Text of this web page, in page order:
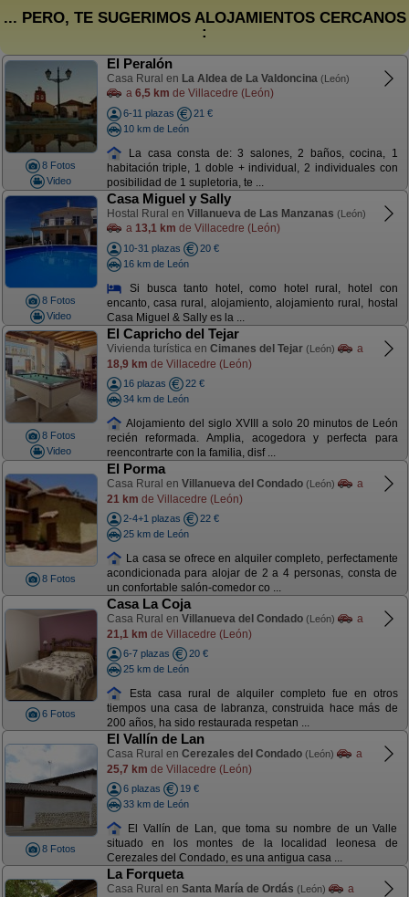
... PERO, TE SUGERIMOS ALOJAMIENTOS CERCANOS
:
8 Fotos
Video
El Peralón
Casa Rural en La Aldea de La Valdoncina (León)
a 6,5 km de Villacedre (León)
6-11 plazas
21 €
10 km de León
La casa consta de: 3 salones, 2 baños, cocina, 1
habitación triple, 1 doble + individual, 2 individuales con
posibilidad de 1 supletoria, te ...
8 Fotos
Video
Casa Miguel y Sally
Hostal Rural en Villanueva de Las Manzanas (León)
a 13,1 km de Villacedre (León)
10-31 plazas
20 €
16 km de León
Si busca tanto hotel, como hotel rural, hotel con
encanto, casa rural, alojamiento, alojamiento rural, hostal
Casa Miguel & Sally es la ...
8 Fotos
Video
El Capricho del Tejar
Vivienda turística en Cimanes del Tejar (León)
a
18,9 km de Villacedre (León)
16 plazas
22 €
34 km de León
Alojamiento del siglo XVIII a solo 20 minutos de León
recién reformada. Amplia, acogedora y perfecta para
reencontrarte con la familia, disf ...
8 Fotos
El Porma
Casa Rural en Villanueva del Condado (León)
a
21 km de Villacedre (León)
2-4+1 plazas
22 €
25 km de León
La casa se ofrece en alquiler completo, perfectamente
acondicionada para alojar de 2 a 4 personas, consta de
un confortable salón-comedor co ...
6 Fotos
Casa La Coja
Casa Rural en Villanueva del Condado (León)
a
21,1 km de Villacedre (León)
6-7 plazas
20 €
25 km de León
Esta casa rural de alquiler completo fue en otros
tiempos una casa de labranza, construida hace más de
200 años, ha sido restaurada respetan ...
8 Fotos
El Vallín de Lan
Casa Rural en Cerezales del Condado (León)
a
25,7 km de Villacedre (León)
6 plazas
19 €
33 km de León
El Vallín de Lan, que toma su nombre de un Valle
situado en los montes de la localidad leonesa de
Cerezales del Condado, es una antigua casa ...
La Forqueta
Casa Rural en Santa María de Ordás (León)
a